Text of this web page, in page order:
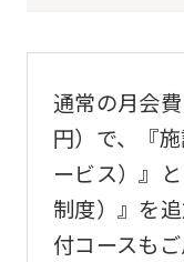
通常の月会
円）で、『
ービス）』
制度）』を
付コースもご